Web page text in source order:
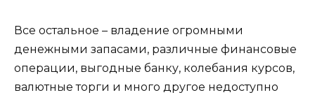
Все остальное – владение огромными
денежными запасами, различные финансовые
операции, выгодные банку, колебания курсов,
валютные торги и много другое недоступно